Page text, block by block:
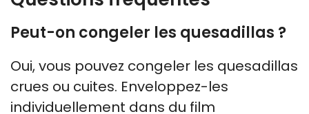
Peut-on congeler les quesadillas ?
Oui, vous pouvez congeler les quesadillas
crues ou cuites. Enveloppez-les
individuellement dans du film